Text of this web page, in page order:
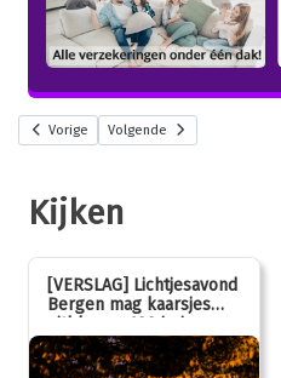
Vorige Volgende
Kijken
[VERSLAG] Lichtjesavond
Bergen mag kaarsjes
uitblazen: 100 jarig
jubileum!